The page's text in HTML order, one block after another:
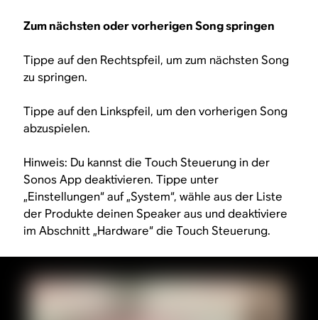
Zum nächsten oder vorherigen Song springen
Tippe auf den Rechtspfeil, um zum nächsten Song
zu springen.
Tippe auf den Linkspfeil, um den vorherigen Song
abzuspielen.
Hinweis: Du kannst die Touch Steuerung in der
Sonos App deaktivieren. Tippe unter
„Einstellungen“ auf „System“, wähle aus der Liste
der Produkte deinen Speaker aus und deaktiviere
im Abschnitt „Hardware“ die Touch Steuerung.